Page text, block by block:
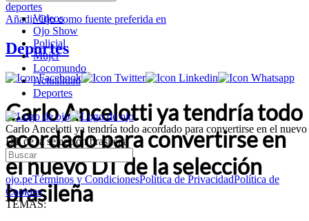
Videos
Ojo Show
Policial
Mujer
Locomundo
Actualidad
Deportes
Carlo Ancelotti ya tendría todo acordado para convertirse en el nuevo
DT de la selección brasileña
ojo.peTérminos y CondicionesPolítica de PrivacidadPolítica de
Cookies
TEMAS:
deportes
AñadirOjocomo fuente preferida en
Deportes
Carlo Ancelotti ya tendría todo
acordado para convertirse en
el nuevo DT de la selección
brasileña